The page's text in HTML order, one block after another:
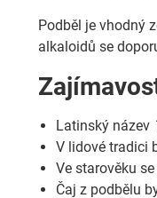
Podběl je vhodný
alkaloidů se
Latinský název
V lidové tradici
Ve starověku
Čaj z podbělu